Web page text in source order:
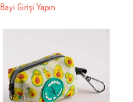
Bayi Girişi Yapın